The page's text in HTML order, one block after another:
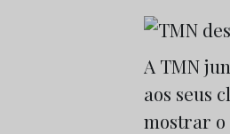
A TMN
aos seus
mostrar o